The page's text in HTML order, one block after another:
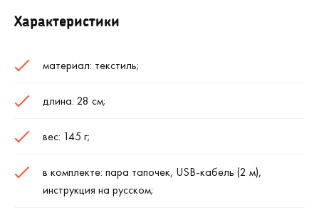
Характеристики
материал: текстиль;
длина: 28 см;
вес: 145 г;
в комплекте: пара тапочек, USB-кабель (2 м),
инструкция на русском;